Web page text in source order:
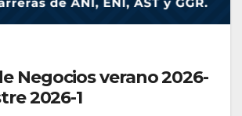
Negocios verano 2026-
2026-1